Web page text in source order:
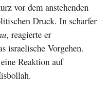
vor dem anstehenden
Druck. In scharfer
, reagierte er
israelische Vorgehen.
Reaktion auf